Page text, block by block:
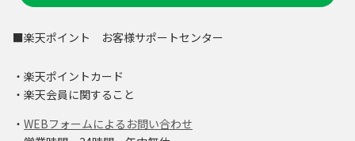
■楽天ポイント お客様サポートセンター
・楽天ポイントカード
・楽天会員に関すること
・ WEBフォームによるお問い合わせ